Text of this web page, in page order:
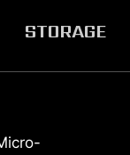
STORAGE